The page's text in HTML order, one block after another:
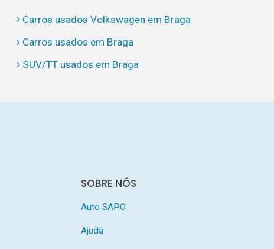
Carros usados Volkswagen em Braga
Carros usados em Braga
SUV/TT usados em Braga
SOBRE NÓS
Auto SAPO
Ajuda